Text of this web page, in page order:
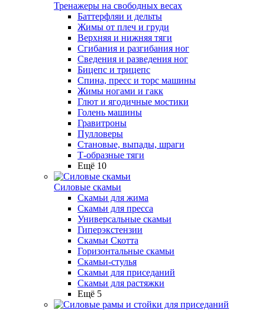
Тренажеры на свободных весах
Баттерфляи и дельты
Жимы от плеч и груди
Верхняя и нижняя тяги
Сгибания и разгибания ног
Сведения и разведения ног
Бицепс и трицепс
Спина, пресс и торс машины
Жимы ногами и гакк
Глют и ягодичные мостики
Голень машины
Гравитроны
Пулловеры
Становые, выпады, шраги
Т-образные тяги
Ещё 10
Силовые скамьи
Скамьи для жима
Скамьи для пресса
Универсальные скамьи
Гиперэкстензии
Скамьи Скотта
Горизонтальные скамьи
Скамьи-стулья
Скамьи для приседаний
Скамьи для растяжки
Ещё 5